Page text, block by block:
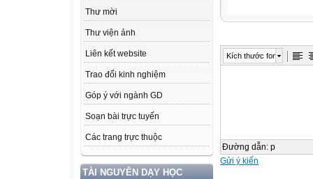
Thư mời
Thư viện ảnh
Liên kết website
Trao đổi kinh nghiệm
Góp ý với ngành GD
Soạn bài trực tuyến
Các trang trực thuộc
TÀI NGUYÊN DẠY HỌC
Kích thước font
Đường dẫn: p
Gửi ý kiến